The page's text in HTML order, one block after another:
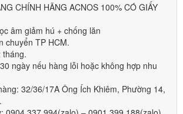
CHÍNH HÃNG ACNOS 100% CÓ GIẤY
âm giảm hú + chống lăn
chuyển TP HCM.
tháng.
ngày nếu hàng lỗi hoặc không hợp nhu
32/36/17A Ông Ích Khiêm, Phường 14,